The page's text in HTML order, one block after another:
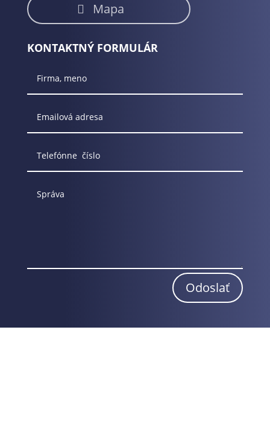
Mapa
KONTAKTNÝ FORMULÁR
Odoslať